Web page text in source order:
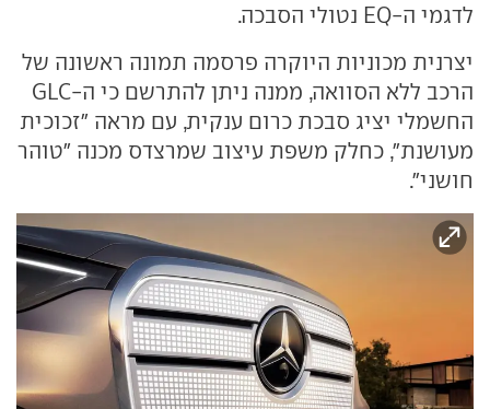
לדגמי ה-EQ נטולי הסבכה.
יצרנית מכוניות היוקרה פרסמה תמונה ראשונה של
הרכב ללא הסוואה, ממנה ניתן להתרשם כי ה-GLC
החשמלי יציג סבכת כרום ענקית, עם מראה "זכוכית
מעושנת", כחלק משפת עיצוב שמרצדס מכנה "טוהר
חושני".